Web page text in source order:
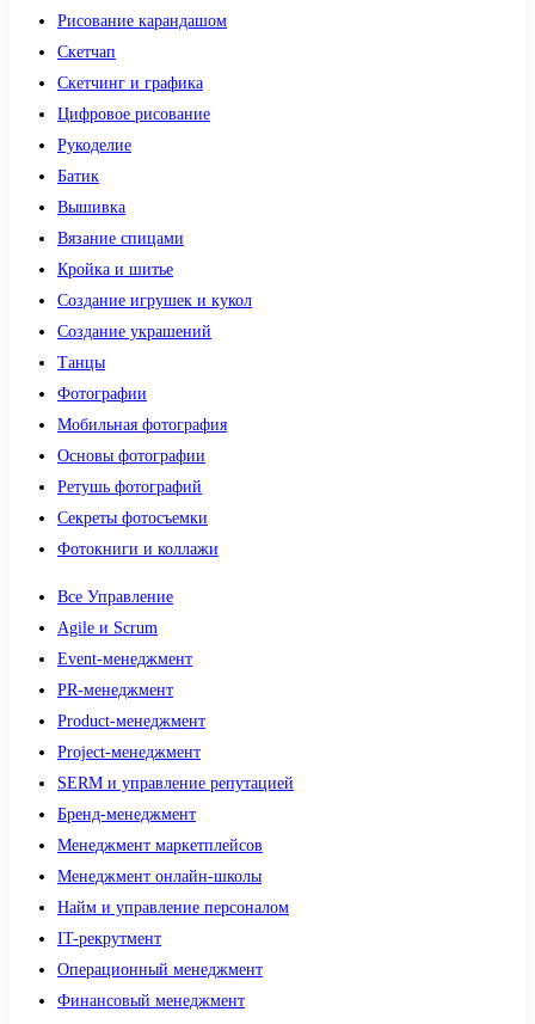
Рисование карандашом
Скетчап
Скетчинг и графика
Цифровое рисование
Рукоделие
Батик
Вышивка
Вязание спицами
Кройка и шитье
Создание игрушек и кукол
Создание украшений
Танцы
Фотографии
Мобильная фотография
Основы фотографии
Ретушь фотографий
Секреты фотосъемки
Фотокниги и коллажи
Все Управление
Agile и Scrum
Event-менеджмент
PR-менеджмент
Product-менеджмент
Project-менеджмент
SERM и управление репутацией
Бренд-менеджмент
Менеджмент маркетплейсов
Менеджмент онлайн-школы
Найм и управление персоналом
IT-рекрутмент
Операционный менеджмент
Финансовый менеджмент